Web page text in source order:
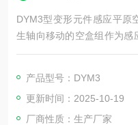
DYM3型变形元件感应平原
生轴向移动的空盒组作为感
指针、指示出当时的大气压
量大气压力的常规仪器。
产品型号：DYM3
更新时间：2025-10-19
厂商性质：生产厂家